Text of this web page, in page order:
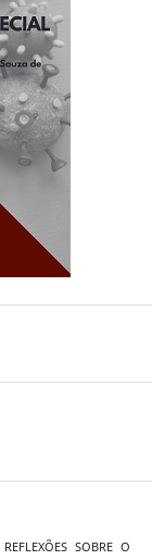
SOBRE O